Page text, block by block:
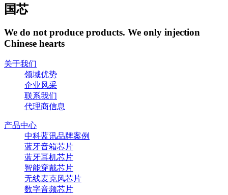
国芯
We do not produce products. We only injection
Chinese hearts
关于我们
领域优势
企业风采
联系我们
代理商信息
产品中心
中科蓝讯品牌案例
蓝牙音箱芯片
蓝牙耳机芯片
智能穿戴芯片
无线麦克风芯片
数字音频芯片